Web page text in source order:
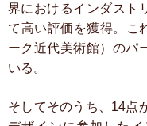
界におけるインダスト
て高い評価を獲得。こ
ーク近代美術館）のパ
いる。
そしてそのうち、14点